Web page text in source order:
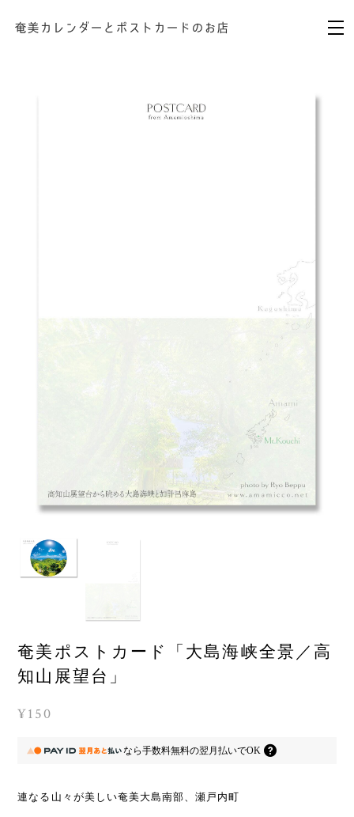
奄美ポストカード「大島海峡全景／高
知山展望台」
¥150
なら手数料無料の翌月払いでOK
連なる山々が美しい奄美大島南部、瀬戸内町